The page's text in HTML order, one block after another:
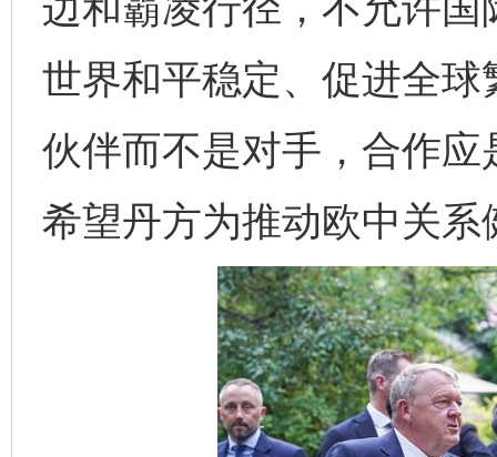
世界和平稳定、促进全
伙伴而不是对手，合作
希望丹方为推动欧中关